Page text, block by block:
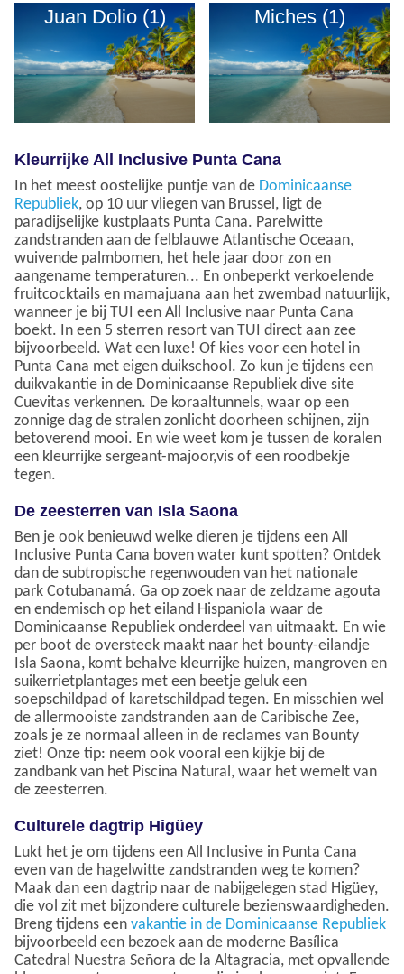
Juan Dolio (1) Miches (1)
Kleurrijke All Inclusive Punta Cana
In het meest oostelijke puntje van de Dominicaanse
Republiek, op 10 uur vliegen van Brussel, ligt de
paradijselijke kustplaats Punta Cana. Parelwitte
zandstranden aan de felblauwe Atlantische Oceaan,
wuivende palmbomen, het hele jaar door zon en
aangename temperaturen... En onbeperkt verkoelende
fruitcocktails en mamajuana aan het zwembad natuurlijk,
wanneer je bij TUI een All Inclusive naar Punta Cana
boekt. In een 5 sterren resort van TUI direct aan zee
bijvoorbeeld. Wat een luxe! Of kies voor een hotel in
Punta Cana met eigen duikschool. Zo kun je tijdens een
duikvakantie in de Dominicaanse Republiek dive site
Cuevitas verkennen. De koraaltunnels, waar op een
zonnige dag de stralen zonlicht doorheen schijnen, zijn
betoverend mooi. En wie weet kom je tussen de koralen
een kleurrijke sergeant-majoor,vis of een roodbekje
tegen.
De zeesterren van Isla Saona
Ben je ook benieuwd welke dieren je tijdens een All
Inclusive Punta Cana boven water kunt spotten? Ontdek
dan de subtropische regenwouden van het nationale
park Cotubanamá. Ga op zoek naar de zeldzame agouta
en endemisch op het eiland Hispaniola waar de
Dominicaanse Republiek onderdeel van uitmaakt. En wie
per boot de oversteek maakt naar het bounty-eilandje
Isla Saona, komt behalve kleurrijke huizen, mangroven en
suikerrietplantages met een beetje geluk een
soepschildpad of karetschildpad tegen. En misschien wel
de allermooiste zandstranden aan de Caribische Zee,
zoals je ze normaal alleen in de reclames van Bounty
ziet! Onze tip: neem ook vooral een kijkje bij de
zandbank van het Piscina Natural, waar het wemelt van
de zeesterren.
Culturele dagtrip Higüey
Lukt het je om tijdens een All Inclusive in Punta Cana
even van de hagelwitte zandstranden weg te komen?
Maak dan een dagtrip naar de nabijgelegen stad Higüey,
die vol zit met bijzondere culturele bezienswaardigheden.
Breng tijdens een vakantie in de Dominicaanse Republiek
bijvoorbeeld een bezoek aan de moderne Basílica
Catedral Nuestra Señora de la Altagracia, met opvallende